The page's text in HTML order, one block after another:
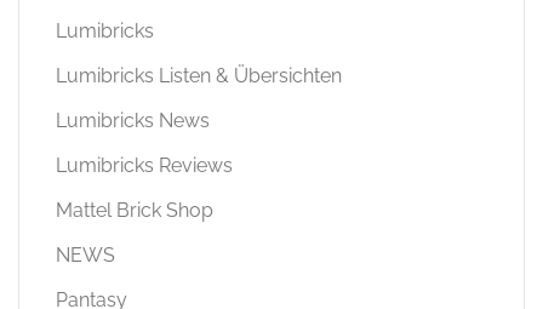
Lumibricks
Lumibricks Listen & Übersichten
Lumibricks News
Lumibricks Reviews
Mattel Brick Shop
NEWS
Pantasy